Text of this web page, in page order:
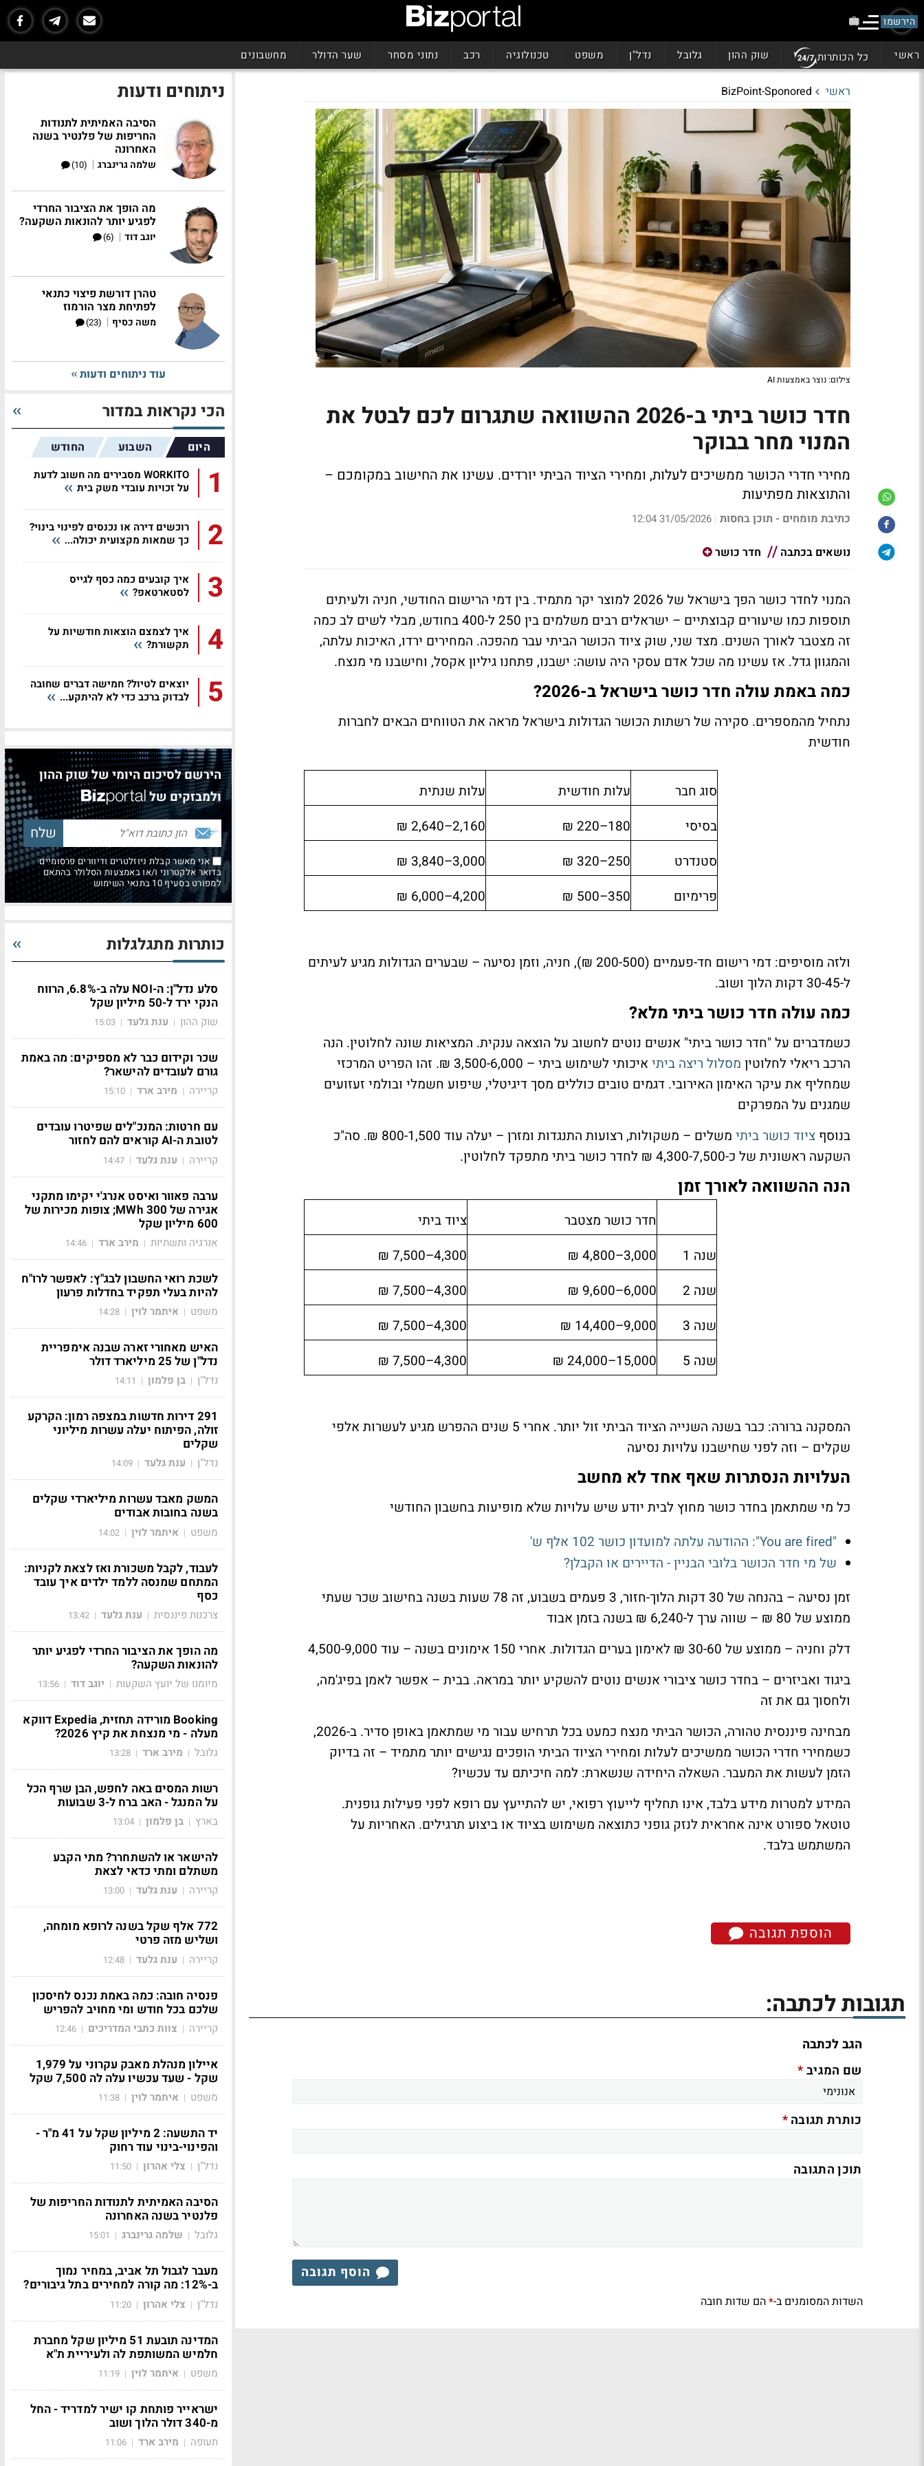
הירשמו
ראשי כל הכותרות שוק ההון גלובל נדל"ן משפט טכנולוגיה רכב נתוני מסחר שער הדולר מחשבונים
ראשי BizPoint-Sponored
צילום: נוצר באמצעות AI
חדר כושר ביתי ב-2026 ההשוואה שתגרום לכם לבטל את
המנוי מחר בבוקר
מחירי חדרי הכושר ממשיכים לעלות, ומחירי הציוד הביתי יורדים. עשינו את החישוב במקומכם –
והתוצאות מפתיעות
כתיבת מומחים - תוכן בחסות |
31/05/2026 12:04
נושאים בכתבה חדר כושר
המנוי לחדר כושר הפך בישראל של 2026 למוצר יקר מתמיד. בין דמי הרישום החודשי, חניה ולעיתים
תוספות כמו שיעורים קבוצתיים – ישראלים רבים משלמים בין 250 ל-400 בחודש, מבלי לשים לב כמה
זה מצטבר לאורך השנים. מצד שני, שוק ציוד הכושר הביתי עבר מהפכה. המחירים ירדו, האיכות עלתה,
והמגוון גדל. אז עשינו מה שכל אדם עסקי היה עושה: ישבנו, פתחנו גיליון אקסל, וחישבנו מי מנצח.
כמה באמת עולה חדר כושר בישראל ב-2026?
נתחיל מהמספרים. סקירה של רשתות הכושר הגדולות בישראל מראה את הטווחים הבאים לחברות
חודשית
סוג חבר עלות חודשית
עלות שנתית
בסיסי
180–220 ₪
2,160–2,640 ₪
סטנדרט
250–320 ₪
3,000–3,840 ₪
פרימיום
350–500 ₪
4,200–6,000 ₪
ולזה מוסיפים: דמי רישום חד-פעמיים (200-500 ₪), חניה, וזמן נסיעה – שבערים הגדולות מגיע לעיתים
ל-30-45 דקות הלוך ושוב.
כמה עולה חדר כושר ביתי מלא?
כשמדברים על "חדר כושר ביתי" אנשים נוטים לחשוב על הוצאה ענקית. המציאות שונה לחלוטין. הנה
הרכב ריאלי לחלוטין מסלול ריצה ביתי
איכותי לשימוש ביתי – 3,500-6,000 ₪. זהו הפריט המרכזי
שמחליף את עיקר האימון האירובי. דגמים טובים כוללים מסך דיגיטלי, שיפוע חשמלי ובולמי זעזועים
שמגנים על המפרקים
בנוסף ציוד כושר ביתי
משלים – משקולות, רצועות התנגדות ומזרן – יעלה עוד 800-1,500 ₪. סה"כ
השקעה ראשונית של כ-4,300-7,500 ₪ לחדר כושר ביתי מתפקד לחלוטין.
הנה ההשוואה לאורך זמן
חדר כושר מצטבר
ציוד ביתי
שנה 1
3,000–4,800 ₪
4,300–7,500 ₪
שנה 2
6,000–9,600 ₪
4,300–7,500 ₪
שנה 3
9,000–14,400 ₪
4,300–7,500 ₪
שנה 5
15,000–24,000 ₪
4,300–7,500 ₪
המסקנה ברורה: כבר בשנה השנייה הציוד הביתי זול יותר. אחרי 5 שנים ההפרש מגיע לעשרות אלפי
שקלים – וזה לפני שחישבנו עלויות נסיעה
העלויות הנסתרות שאף אחד לא מחשב
כל מי שמתאמן בחדר כושר מחוץ לבית יודע שיש עלויות שלא מופיעות בחשבון החודשי
"You are fired": ההודעה עלתה למועדון כושר 102 אלף ש'
של מי חדר הכושר בלובי הבניין - הדיירים או הקבלן?
זמן נסיעה – בהנחה של 30 דקות הלוך-חזור, 3 פעמים בשבוע, זה 78 שעות בשנה בחישוב שכר שעתי
ממוצע של 80 ₪ – שווה ערך ל-6,240 ₪ בשנה בזמן אבוד
דלק וחניה – ממוצע של 30-60 ₪ לאימון בערים הגדולות. אחרי 150 אימונים בשנה – עוד 4,500-9,000
ביגוד ואביזרים – בחדר כושר ציבורי אנשים נוטים להשקיע יותר במראה. בבית – אפשר לאמן בפיג'מה,
ולחסוך גם את זה
מבחינה פיננסית טהורה, הכושר הביתי מנצח כמעט בכל תרחיש עבור מי שמתאמן באופן סדיר. ב-2026,
כשמחירי חדרי הכושר ממשיכים לעלות ומחירי הציוד הביתי הופכים נגישים יותר מתמיד – זה בדיוק
הזמן לעשות את המעבר. השאלה היחידה שנשארת: למה חיכיתם עד עכשיו?
המידע למטרות מידע בלבד, אינו תחליף לייעוץ רפואי, יש להתייעץ עם רופא לפני פעילות גופנית.
טוטאל ספורט אינה אחראית לנזק גופני כתוצאה משימוש בציוד או ביצוע תרגילים. האחריות על
המשתמש בלבד.
הוספת תגובה
תגובות לכתבה:
הגב לכתבה
שם המגיב*
כותרת תגובה*
תוכן התגובה
הוסף תגובה
השדות המסומנים ב-*הם שדות חובה
ניתוחים ודעות
הסיבה האמיתית לתנודות
החריפות של פלנטיר בשנה
האחרונה
שלמה גרינברג |
(10)
מה הופך את הציבור החרדי
לפגיע יותר להונאות השקעה?
יוגב דוד |
(6)
טהרן דורשת פיצוי כתנאי
לפתיחת מצר הורמוז
משה כסיף |
(23)
עוד ניתוחים ודעות
הכי נקראות במדור
היום השבוע החודש
1
WORKITO מסבירים מה חשוב לדעת
על זכויות עובדי משק בית
2
רוכשים דירה או נכנסים לפינוי בינוי?
כך שמאות מקצועית יכולה...
3
איך קובעים כמה כסף לגייס
לסטארטאפ?
4
איך לצמצם הוצאות חודשיות על
תקשורת?
5
יוצאים לטיול? חמישה דברים שחובה
לבדוק ברכב כדי לא להיתקע...
הירשם לסיכום היומי של שוק ההון
ולמבזקים של
אני מאשר קבלת ניוזלטרים ודיוורים פרסומיים
בדואר אלקטרוני ו/או באמצעות הסלולר בהתאם
למפורט בסעיף 10 בתנאי השימוש
כותרות מתגלגלות
סלע נדל"ן: ה-NOI עלה ב-6.8%, הרווח
הנקי ירד ל-50 מיליון שקל
שוק ההון | ענת גלעד |
15:03
שכר וקידום כבר לא מספיקים: מה באמת
גורם לעובדים להישאר?
קריירה | מירב ארד |
15:10
עם חרטות: המנכ"לים שפיטרו עובדים
לטובת ה-AI קוראים להם לחזור
קריירה | ענת גלעד |
14:47
ערבה פאוור ואיסט אנרג'י יקימו מתקני
אגירה של 300 MWh; צופות מכירות של
600 מיליון שקל
אנרגיה ותשתיות | מירב ארד |
14:46
לשכת רואי החשבון לבג"ץ: לאפשר לרו"ח
להיות בעלי תפקיד בחדלות פרעון
משפט | איתמר לוין |
14:28
האיש מאחורי זארה שבנה אימפריית
נדל"ן של 25 מיליארד דולר
נדל"ן | בן פלמון |
14:11
291 דירות חדשות במצפה רמון: הקרקע
זולה, הפיתוח יעלה עשרות מיליוני
שקלים
נדל"ן | ענת גלעד |
14:09
המשק מאבד עשרות מיליארדי שקלים
בשנה בחובות אבודים
משפט | איתמר לוין |
14:02
לעבוד, לקבל משכורת ואז לצאת לקניות:
המתחם שמנסה ללמד ילדים איך עובד
כסף
צרכנות פיננסית | ענת גלעד |
13:42
מה הופך את הציבור החרדי לפגיע יותר
להונאות השקעה?
מיומנו של יועץ השקעות | יוגב דוד |
13:56
Booking מורידה תחזית, Expedia דווקא
מעלה - מי מנצחת את קיץ 2026?
גלובל | מירב ארד |
13:28
רשות המסים באה לחפש, הבן שרף הכל
על המנגל - האב ברח ל-3 שבועות
בארץ | בן פלמון |
13:04
להישאר או להשתחרר? מתי הקבע
משתלם ומתי כדאי לצאת
קריירה | ענת גלעד |
13:00
772 אלף שקל בשנה לרופא מומחה,
ושליש מזה פרטי
קריירה | ענת גלעד |
12:48
פנסיה חובה: כמה באמת נכנס לחיסכון
שלכם בכל חודש ומי מחויב להפריש
קריירה | צוות כתבי המדריכים |
12:46
איילון מנהלת מאבק עקרוני על 1,979
שקל - שעד עכשיו עלה לה 7,500 שקל
משפט | איתמר לוין |
11:38
יד התשעה: 2 מיליון שקל על 41 מ"ר -
והפינוי-בינוי עוד רחוק
נדל"ן | צלי אהרון |
11:50
הסיבה האמיתית לתנודות החריפות של
פלנטיר בשנה האחרונה
גלובל | שלמה גרינברג |
15:01
מעבר לגבול תל אביב, במחיר נמוך
ב-12%: מה קורה למחירים בתל גיבורים?
נדל"ן | צלי אהרון |
11:20
המדינה תובעת 51 מיליון שקל מחברת
חלמיש המשותפת לה ולעיריית ת"א
משפט | איתמר לוין |
11:19
ישראייר פותחת קו ישיר למדריד - החל
מ-340 דולר הלוך ושוב
תעופה | מירב ארד |
11:06